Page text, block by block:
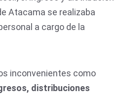
Atacama se realizaba
a cargo de la
inconvenientes como
distribuciones